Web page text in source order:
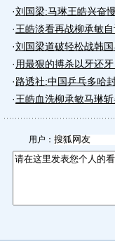
·刘国梁:马琳王皓兴奋
·王皓淡看再战柳承敏
·刘国梁道破轻松战韩
· 用最狠的搏杀以牙还
·路透社:中国乒乓多哈
·王皓血洗柳承敏马琳
用户：